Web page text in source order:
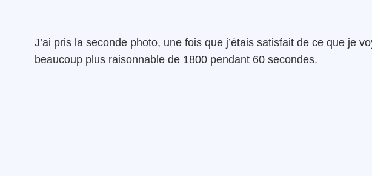
J’ai pris la seconde photo, une fois que j’étais satisfait de ce que je
beaucoup plus raisonnable de 1800 pendant 60 secondes.